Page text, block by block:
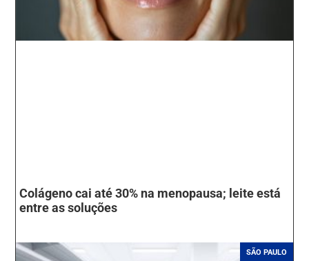
Colágeno cai até 30% na menopausa; leite está
entre as soluções
SÃO PAULO